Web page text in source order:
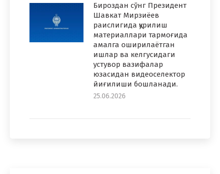
Бироздан сўнг Президент
Шавкат Мирзиёев
раислигида қурилиш
материаллари тармоғида
амалга оширилаётган
ишлар ва келгусидаги
устувор вазифалар
юзасидан видеоселектор
йиғилиши бошланади.
25.06.2026